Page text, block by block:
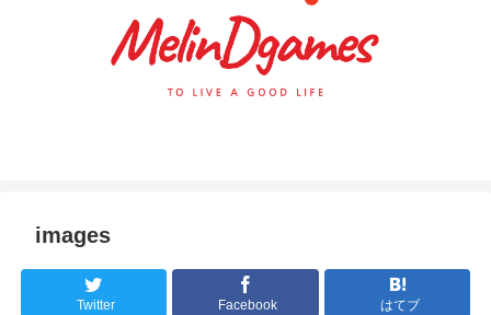
images
Twitter Facebook はてブ